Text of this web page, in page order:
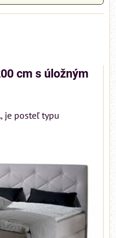
cm s úložným
je posteľ typu